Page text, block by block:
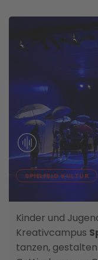
SPIELFELD KULTUR
Kinder und
Kreativcampus
tanzen,